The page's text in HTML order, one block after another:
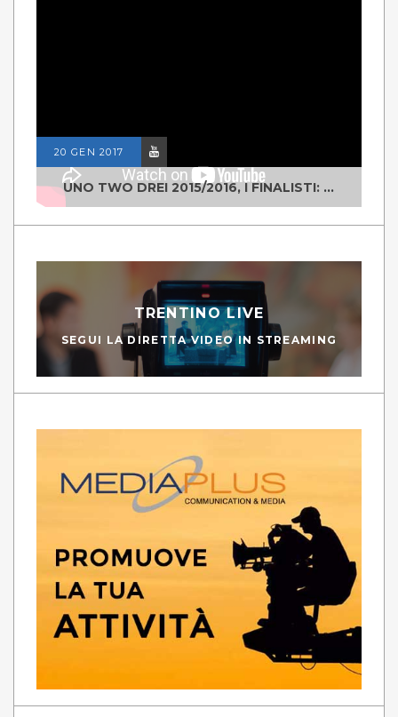
20 GEN 2017
UNO TWO DREI 2015/2016, I FINALISTI: CLASSE IV ALS ISTITUTO "DEGASPERI" BORGO VALSUGANA
TRENTINO LIVE
SEGUI LA DIRETTA VIDEO IN STREAMING